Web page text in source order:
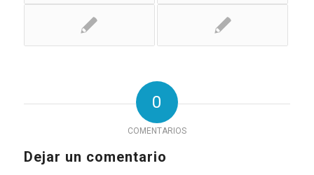
0
COMENTARIOS
Dejar un comentario